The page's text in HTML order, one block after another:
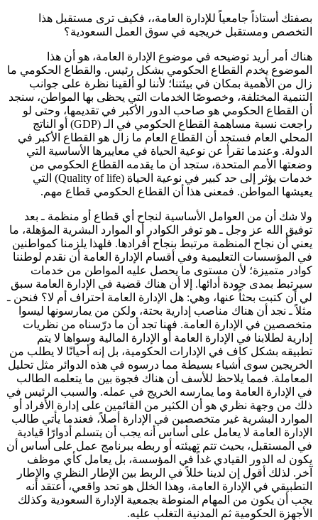
بصفتك أستاذاً جامعياً للإدارة العامة،، فكيف ترى مستقبل هذا
التخصص ومستقبل خريجيه في سوق العمل السعودية؟
هناك أمر أريد توضيحه في موضوع الإدارة العامة، هو أن هذا
الموضوع يخدم القطاع الحكومي بشكل رئيس. والقطاع الحكومي ما
زال من الأهمية بمكان في بيئتنا؛ لأننا لو ألقينا نظرة على جوانب
التنمية المختلفة، وخصوصًا الخدمات التي يحظى بها المواطن، سنجد
أن القطاع الحكومي هو صاحب الدور الأكبر في تقديمها، وحتى لو
راجعت نسبة مساهمة القطاع الحكومي في الـ (GDP) أو الناتج
المحلي العام فستجد أن القطاع العام ما زال هو القطاع الأكبر في
الدولة. وعندما تقرأ عن نوعية الحياة في معاييرها الأساسية التي
وضعتها الأمم المتحدة، ستجد أن ما يقدمه القطاع الحكومي من
خدمات يؤثر إلى حد كبير في نوعية الحياة (Quality of life) التي
يعيشها المواطن. فمعنى هذا أن القطاع الحكومي قطاع مهم.
ولا شك أن من العوامل الأساسية لنجاح أي قطاع أو منظمة ـ بعد
توفيق الله عز وجل ـ هو توفر الكوادر أو الموارد البشرية المؤهلة، ما
يعني أن نجاح المنظمة مرتبط بنجاح أفرادها. فلهذا يلزمنا كمواطنين
في المؤسسات التعليمية وفي أقسام الإدارة العامة أن نقدم لوطننا
كوادر متميزة؛ لأن مستوى ما يحصل عليه المواطن من خدمات
سيرتبط بمدى جودة أدائها. إلا أن هناك قضية في الإدارة العامة سبق
لي أن كتبت بحثاً عنها، وهي: هل الإدارة العامة احتراف أم لا؟ فنحن ـ
مثلاً ـ نجد أن هناك مناصب إدارية بحتة، ولكن من يمارسونها ليسوا
متخصصين في الإدارة العامة. فهنا تجد أن ما درّسناه من نظريات
إدارية لطلابنا في الإدارة العامة أو الإدارة المالية وسواها لا يتم
تطبيقه بشكل كاف في الإدارات الحكومية، بل إنه أحيانًا لا يطلب من
الخريجين سوى أشياء بسيطة مما درسوه في هذه الدوائر مثل تحليل
المعاملة. فمما يلاحظ للأسف أن هناك فجوة بين ما يتعلمه الطالب
في الإدارة العامة وما يمارسه الخريج في عمله. والسبب الرئيس في
ذلك من وجهة نظري هو أن الكثير من القائمين على إدارة الأفراد أو
الموارد البشرية غير متخصصين في الإدارة أصلاً، فعندما يأتي طالب
الإدارة العامة لا يعامل على أساس أنه يجب أن يتسلم أدوارًا قيادية
في المستقبل، بحيث تتم تهيئته أو ربطه ببرنامج عمل على أساس أن
يكون له الدور القيادي غداً في المؤسسة، بل يعامل كأي موظف
آخر. لذلك أقول إن لدينا خللاً في الربط بين الإطار النظري والإطار
التطبيقي في الإدارة العامة، وهذا الخلل هو تحد واقعي، أعتقد أنه
يجب أن يكون من المهام المنوطة بجمعية الإدارة السعودية وكذلك
الأجهزة الحكومية ثم المدنية التغلب عليه.